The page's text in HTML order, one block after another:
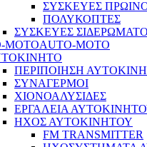
ΣΥΣΚΕΥΕΣ
ΠΟΛΥΚΟΠΤΕΣ
ΣΥΣΚΕΥΕΣ
AUTO-MOTO
ΠΕΡΙΠΟΙΗΣΗ
ΣΥΝΑΓΕΡΜΟΙ
ΧΙΟΝΟΑΛΥΣΙΔΕΣ
ΕΡΓΑΛΕΙΑ
ΗΧΟΣ ΑΥΤΟΚΙΝΗΤΟΥ
FM TRANSMITTER